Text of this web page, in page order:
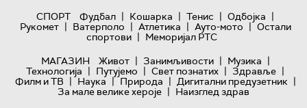
СПОРТ
Фудбал | Кошарка | Тенис | Одбојка |
Рукомет | Ватерполо | Атлетика | Ауто-мото | Остали
спортови | Меморијал РТС
МАГАЗИН
Живот | Занимљивости | Музика |
Технологијa | Путујемо | Свет познатих | Здравље |
Филм и ТВ | Наука | Природа | Дигитални предузетник |
За мале велике хероје | Наизглед здрав